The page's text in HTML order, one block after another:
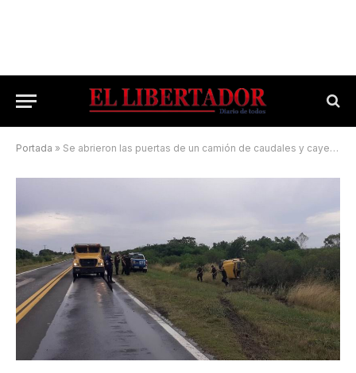
Portada » Se abrieron las puertas de un camión de caudales y cayeron bolsos repletos de dinero